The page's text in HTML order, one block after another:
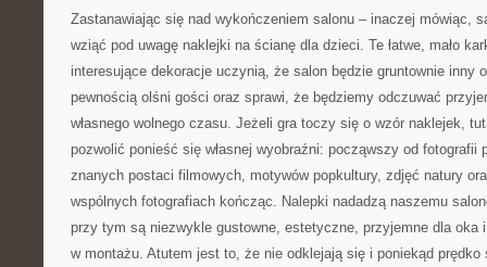
Zastanawiając się nad wykończeniem salonu – inaczej mówiąc,
wziąć pod uwagę naklejki na ścianę dla dzieci. Te łatwe, mało
interesujące dekoracje uczynią, że salon będzie gruntownie inny
pewnością olśni gości oraz sprawi, że będziemy odczuwać
własnego wolnego czasu. Jeżeli gra toczy się o wzór naklejek,
pozwolić ponieść się własnej wyobraźni: począwszy od fotografii
znanych postaci filmowych, motywów popkultury, zdjęć natury
wspólnych fotografiach kończąc. Nalepki nadadzą naszemu
przy tym są niezwykle gustowne, estetyczne, przyjemne dla oka
w montażu. Atutem jest to, że nie odklejają się i poniekąd prędko